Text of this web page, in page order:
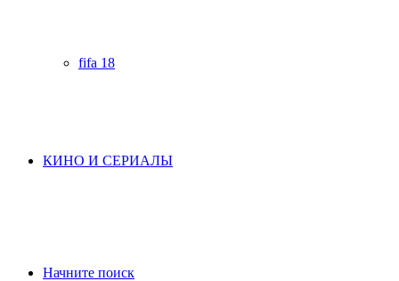
fifa 18
КИНО И СЕРИАЛЫ
Начните поиск